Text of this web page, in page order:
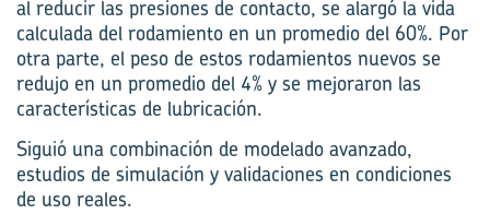
al reducir las presiones de contacto, se alargó la vida
calculada del rodamiento en un promedio del 60%. Por
otra parte, el peso de estos rodamientos nuevos se
redujo en un promedio del 4% y se mejoraron las
características de lubricación.
Siguió una combinación de modelado avanzado,
estudios de simulación y validaciones en condiciones
de uso reales.